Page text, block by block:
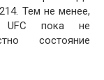
Тем не менее,
UFC пока не
состояние